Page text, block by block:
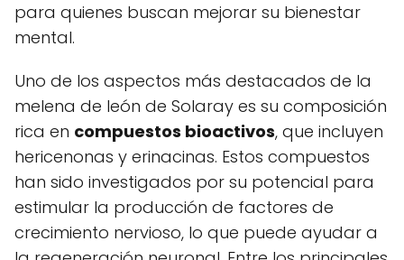
para quienes buscan mejorar su bienestar
mental.
Uno de los aspectos más destacados de la
melena de león de Solaray es su composición
rica en compuestos bioactivos, que incluyen
hericenonas y erinacinas. Estos compuestos
han sido investigados por su potencial para
estimular la producción de factores de
crecimiento nervioso, lo que puede ayudar a